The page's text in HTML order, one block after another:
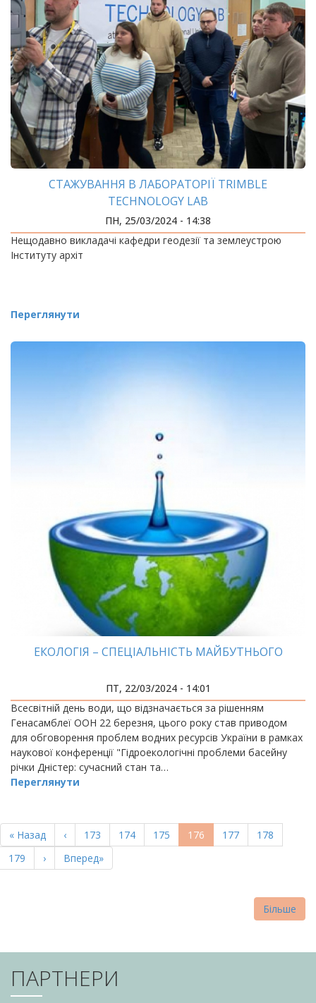
СТАЖУВАННЯ В ЛАБОРАТОРІЇ TRIMBLE
TECHNOLOGY LAB
ПН, 25/03/2024 - 14:38
Нещодавно викладачі кафедри геодезії та землеустрою
Інституту архіт
Переглянути
ЕКОЛОГІЯ – СПЕЦІАЛЬНІСТЬ МАЙБУТНЬОГО
ПТ, 22/03/2024 - 14:01
Всесвітній день води, що відзначається за рішенням
Генасамблеї ООН 22 березня, цього року став приводом
для обговорення проблем водних ресурсів України в рамках
наукової конференції "Гідроекологічні проблеми басейну
річки Дністер: сучасний стан та…
Переглянути
НА
СТОРІНКИ
Перша
сторінка
« Назад
Попередня
сторінка
‹ Page
173 Page
174 Page
175
Поточна
сторінка
176 Page
177 Page
178
Page
179
Наступна
сторінка
›
Остання
сторінка
Вперед»
Більше
ПАРТНЕРИ